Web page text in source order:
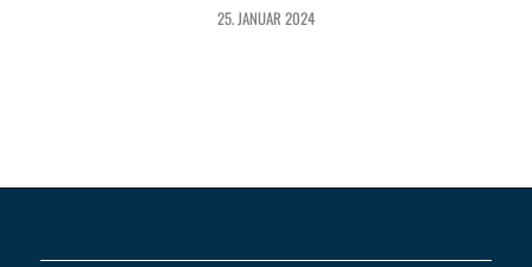
25. JANUAR 2024